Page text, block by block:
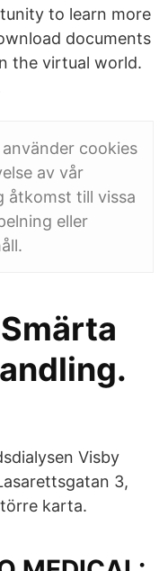
to learn more
documents
the virtual world.
cookies
av vår
åtkomst till vissa
eller
Visby
3,
karta.